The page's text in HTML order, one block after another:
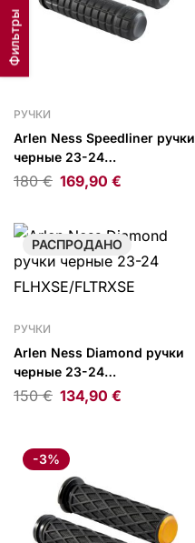
Фильтры
РУЧКИ
Arlen Ness Speedliner ручки
черные 23-24
FLHXSE/FLTRXSE
180€ 169,90 €
РАСПРОДАНО
РУЧКИ
Arlen Ness Diamond ручки
черные 23-24
FLHXSE/FLTRXSE
150€ 134,90 €
-3%